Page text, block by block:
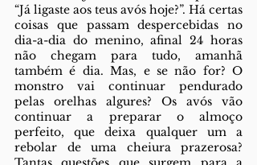
“Já ligaste aos teus avós hoje?”. Há certas
coisas que passam despercebidas no
dia-a-dia do menino, afinal 24 horas
não chegam para tudo, amanhã
também é dia. Mas, e se não for? O
monstro vai continuar pendurado
pelas orelhas algures? Os avós vão
continuar a preparar o almoço
perfeito, que deixa qualquer um a
rebolar de uma cheiura prazerosa?